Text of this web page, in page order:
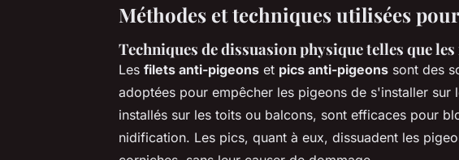
Méthodes et techniques utilisées
Techniques de dissuasion physique telles que
Les filets anti-pigeons et pics anti-pigeons sont des
adoptées pour empêcher les pigeons de s'installer sur
installés sur les toits ou balcons, sont efficaces pour
nidification. Les pics, quant à eux, dissuadent les